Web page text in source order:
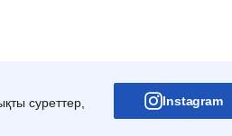
суреттер,
Instagram